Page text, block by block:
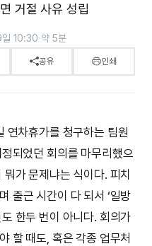
거절 사유 성립
10:30·약 5분
공유 인쇄
연차휴가를 청구하는 팀원
되었던 회의를 마무리했으
가 문제냐는 식이다. 피치
출근 시간이 다 되서 ‘일방
한두 번이 아니다. 회의가
할 때도, 혹은 각종 업무처